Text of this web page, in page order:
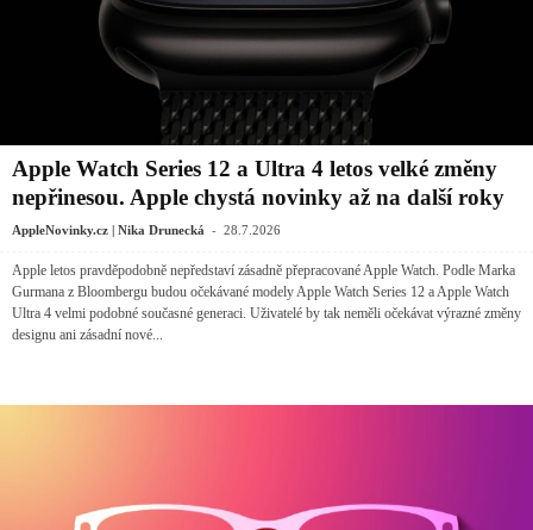
Apple Watch Series 12 a Ultra 4 letos velké změny
nepřinesou. Apple chystá novinky až na další roky
AppleNovinky.cz | Nika Drunecká - 28.7.2026
Apple letos pravděpodobně nepředstaví zásadně přepracované Apple Watch. Podle Marka
Gurmana z Bloombergu budou očekávané modely Apple Watch Series 12 a Apple Watch
Ultra 4 velmi podobné současné generaci. Uživatelé by tak neměli očekávat výrazné změny
designu ani zásadní nové...